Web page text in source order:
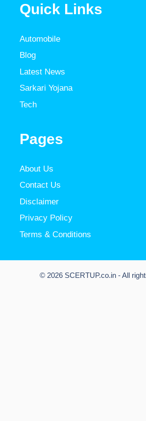
Quick Links
Automobile
Blog
Latest News
Sarkari Yojana
Tech
Pages
About Us
Contact Us
Disclaimer
Privacy Policy
Terms & Conditions
© 2026 SCERTUP.co.in - All